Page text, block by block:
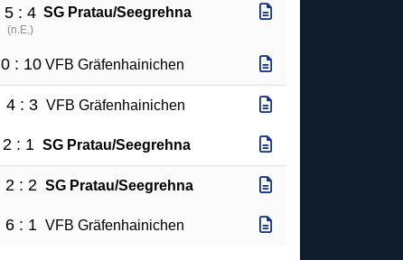
5 : 4
(n.E. )
SG Pratau/Seegrehna
0 : 10 VFB Gräfenhainichen
4 : 3 VFB Gräfenhainichen
2 : 1 SG Pratau/Seegrehna
2 : 2 SG Pratau/Seegrehna
6 : 1 VFB Gräfenhainichen